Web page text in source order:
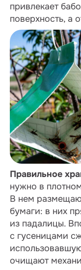
привлекает
поверхность, а
Правильное
нужно в
В нем
бумаги: в них
из падалицы.
с гусеницами
очищают